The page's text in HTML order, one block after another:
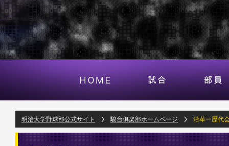
明治大学野球部公式サイト 駿台俱楽部ホームページ 沿革ー歴代